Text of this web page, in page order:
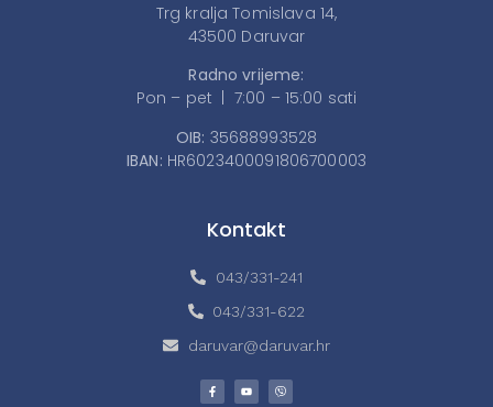
Trg kralja Tomislava 14,
43500 Daruvar
Radno vrijeme:
Pon – pet | 7:00 – 15:00 sati
OIB: 35688993528
IBAN: HR6023400091806700003
Kontakt
043/331-241
043/331-622
daruvar@daruvar.hr